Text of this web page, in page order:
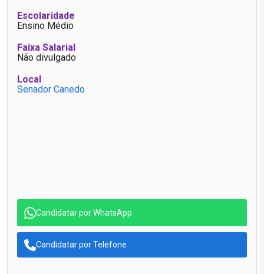
Escolaridade
Ensino Médio
Faixa Salarial
Não divulgado
Local
Senador Canedo
Candidatar por WhatsApp
Candidatar por Telefone